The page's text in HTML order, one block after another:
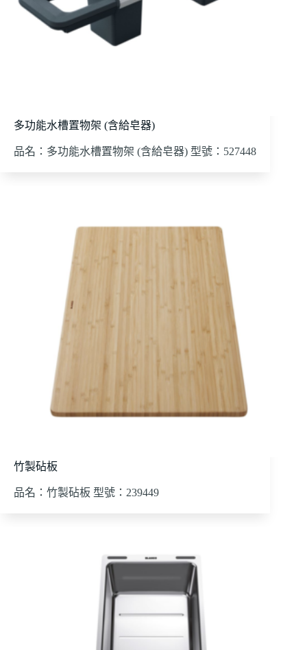
多功能水槽置物架 (含給皂器)
品名：多功能水槽置物架 (含給皂器) 型號：527448
竹製砧板
品名：竹製砧板 型號：239449